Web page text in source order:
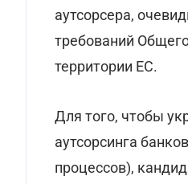
аутсорсера,
требований
территории ЕС.
Для того, чтобы
аутсорсинга
процессов),